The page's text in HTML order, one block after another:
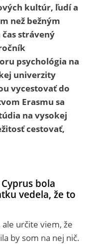
kultúr, ľudí a
než bežným
strávený
psychológia na
univerzity
vycestovať do
Erasmu sa
na vysokej
cestovať,
bola
vedela, že to
určite viem, že
by som na nej nič.